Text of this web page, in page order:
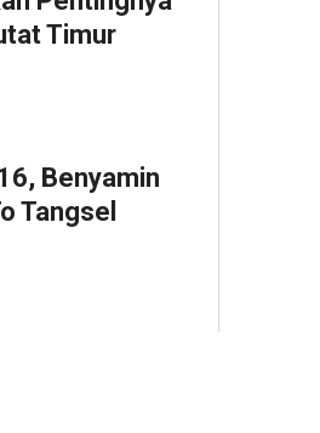
Timur
Benyamin
Tangsel